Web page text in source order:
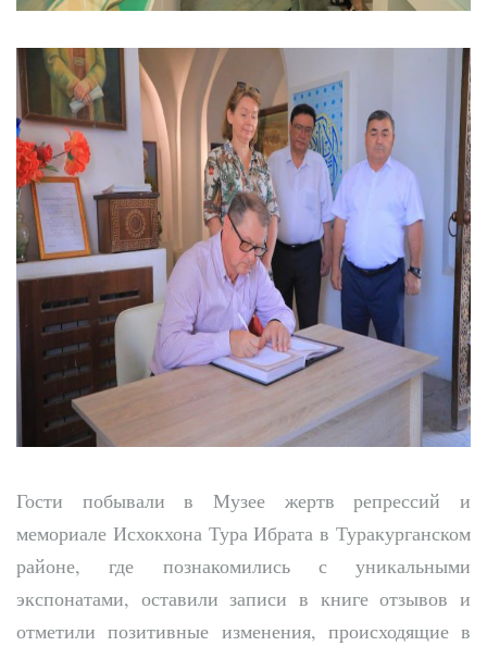
Гости побывали в Музее жертв репрессий и
мемориале Исхокхона Тура Ибрата в Туракурганском
районе, где познакомились с уникальными
экспонатами, оставили записи в книге отзывов и
отметили позитивные изменения, происходящие в